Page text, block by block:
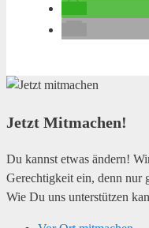
Jetzt Mitmachen!
Du kannst etwas ändern!
Gerechtigkeit ein, denn nur
Wie Du uns unterstützen